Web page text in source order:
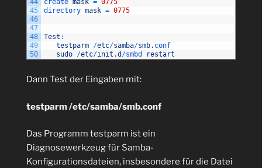
45
46
47
48
49
50
directory mask = 0775
Test :
testparm /etc/samba/smb. conf
sudo /etc/init .d /smbd restart
Dann Test der Eingaben mit:
testparm /etc/samba/smb.conf
Das Programm testparm ist ein
Diagnosewerkzeug für Samba-
Konfigurationsdateien, insbesondere für die Datei